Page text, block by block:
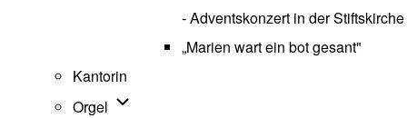
- Adventskonzert in der Stiftskirche
„Marien wart ein bot gesant"
Kantorin
Orgel Unternavigation von Orgel